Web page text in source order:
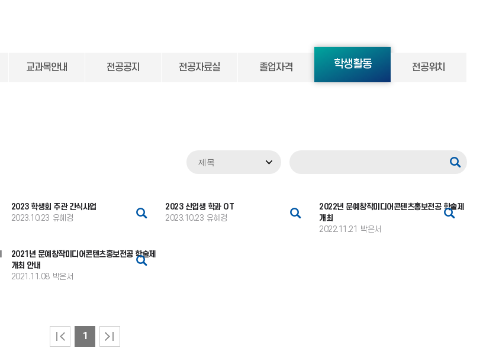
교과목안내 전공공지 전공자료실 졸업자격 학생활동 전공위치
2023 학생회 주관 간식사업
2023.10.23 유혜경
2023 신입생 학과 OT
2023.10.23 유혜경
2022년 문예창작미디어콘텐츠홍보전공 학술제
개최
2022.11.21 박은서
2021년 문예창작미디어콘텐츠홍보전공 학술제
개최 안내
2021.11.08 박은서
1